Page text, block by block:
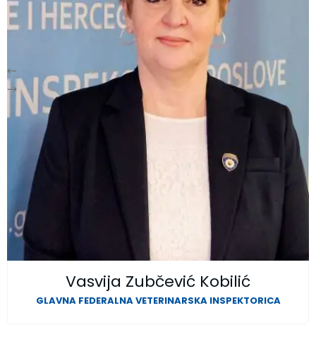
Vasvija Zubčević Kobilić
GLAVNA FEDERALNA VETERINARSKA INSPEKTORICA